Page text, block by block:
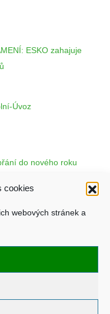
cookies
webových stránek a
ESKO zahajuje
Úvoz
do nového roku
s r.o.
údajů